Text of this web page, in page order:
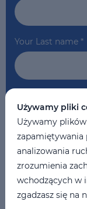
Your Last name *
Your Email*
School
Używamy pliki
Używamy
zapamiętywania
analizowania
zrozumienia
wchodzących w
zgadzasz się na